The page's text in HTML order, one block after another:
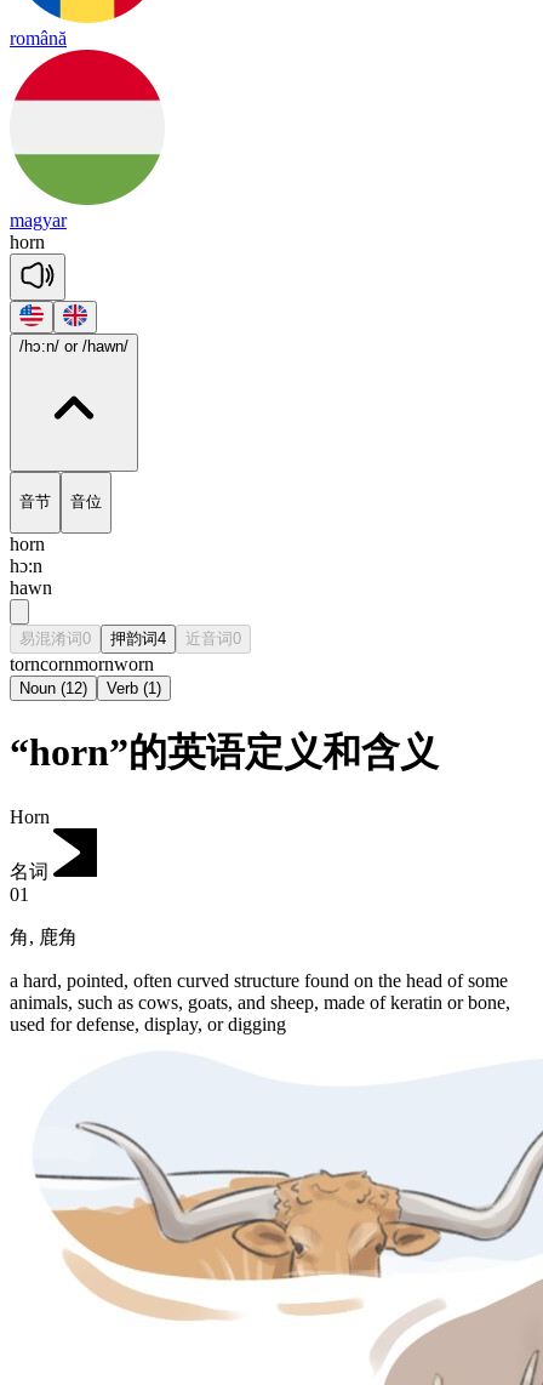
română
magyar
horn
/hɔ:n/ or /hawn/
音节 音位
horn
hɔ:n
hawn
易混淆词0 押韵词4 近音词0
torncornmornworn
Noun (12) Verb (1)
“horn”的英语定义和含义
Horn
名词
01
角, 鹿角
a hard, pointed, often curved structure found on the head of some
animals, such as cows, goats, and sheep, made of keratin or bone,
used for defense, display, or digging